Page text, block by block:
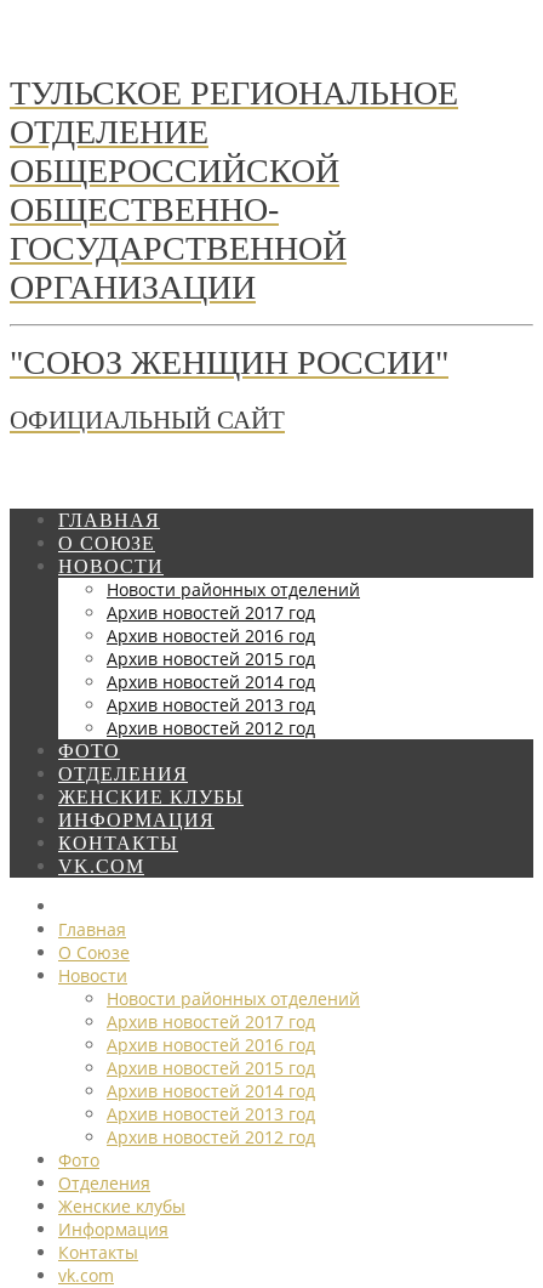
ТУЛЬСКОЕ РЕГИОНАЛЬНОЕ
ОТДЕЛЕНИЕ
ОБЩЕРОССИЙСКОЙ
ОБЩЕСТВЕННО-
ГОСУДАРСТВЕННОЙ
ОРГАНИЗАЦИИ
"СОЮЗ ЖЕНЩИН РОССИИ"
ОФИЦИАЛЬНЫЙ САЙТ
ГЛАВНАЯ
О СОЮЗЕ
НОВОСТИ
Новости районных отделений
Архив новостей 2017 год
Архив новостей 2016 год
Архив новостей 2015 год
Архив новостей 2014 год
Архив новостей 2013 год
Архив новостей 2012 год
ФОТО
ОТДЕЛЕНИЯ
ЖЕНСКИЕ КЛУБЫ
ИНФОРМАЦИЯ
КОНТАКТЫ
VK.COM
Главная
О Союзе
Новости
Новости районных отделений
Архив новостей 2017 год
Архив новостей 2016 год
Архив новостей 2015 год
Архив новостей 2014 год
Архив новостей 2013 год
Архив новостей 2012 год
Фото
Отделения
Женские клубы
Информация
Контакты
vk.com